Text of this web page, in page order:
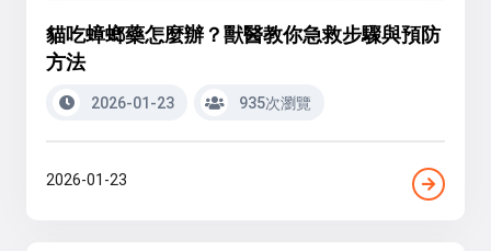
貓吃蟑螂藥怎麼辦？獸醫教你急救步驟與預防
方法
2026-01-23 935次瀏覽
2026-01-23